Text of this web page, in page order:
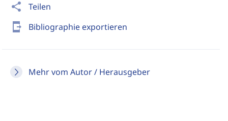
share Teilen
send_to_mobile Bibliographie exportieren
Mehr vom Autor / Herausgeber